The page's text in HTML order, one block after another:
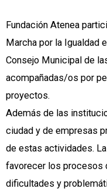
Fundación Atenea
Marcha por la Igualdad
Consejo Municipal de
acompañadas/os por
proyectos.
Además de las
ciudad y de empresas
de estas actividades.
favorecer los procesos
dificultades y